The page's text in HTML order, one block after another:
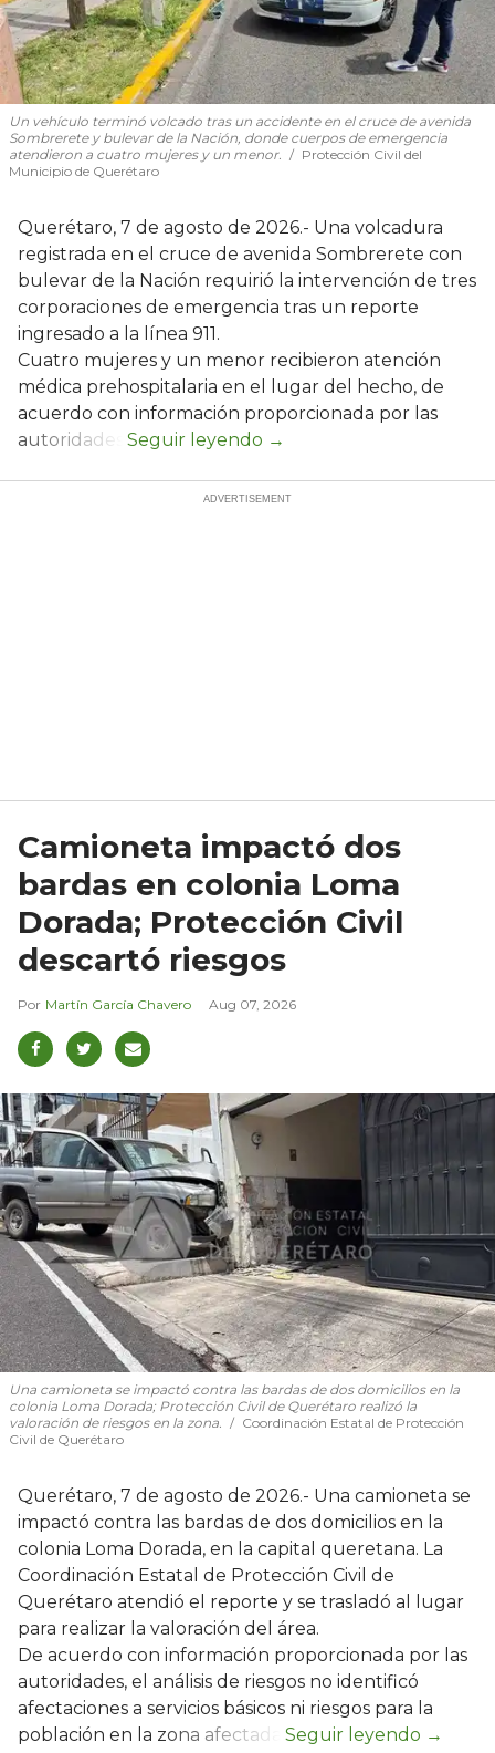
Un vehículo terminó volcado tras un accidente en el cruce de avenida
Sombrerete y bulevar de la Nación, donde cuerpos de emergencia
atendieron a cuatro mujeres y un menor.
Protección Civil del
Municipio de Querétaro
Querétaro, 7 de agosto de 2026.- Una volcadura
registrada en el cruce de avenida Sombrerete con
bulevar de la Nación requirió la intervención de tres
corporaciones de emergencia tras un reporte
ingresado a la línea 911.
Cuatro mujeres y un menor recibieron atención
médica prehospitalaria en el lugar del hecho, de
acuerdo con información proporcionada por las
autoridades.
Camioneta impactó dos
bardas en colonia Loma
Dorada; Protección Civil
descartó riesgos
Martín García Chavero Aug 07, 2026
Una camioneta se impactó contra las bardas de dos domicilios en la
colonia Loma Dorada; Protección Civil de Querétaro realizó la
valoración de riesgos en la zona.
Coordinación Estatal de Protección
Civil de Querétaro
Querétaro, 7 de agosto de 2026.- Una camioneta se
impactó contra las bardas de dos domicilios en la
colonia Loma Dorada, en la capital queretana. La
Coordinación Estatal de Protección Civil de
Querétaro atendió el reporte y se trasladó al lugar
para realizar la valoración del área.
De acuerdo con información proporcionada por las
autoridades, el análisis de riesgos no identificó
afectaciones a servicios básicos ni riesgos para la
población en la zona afectada.